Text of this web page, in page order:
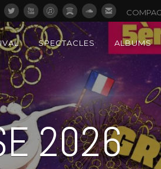
SPECTACLES ALBUMS
2026